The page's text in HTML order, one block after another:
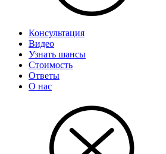
Консультация
Видео
Узнать шансы
Стоимость
Ответы
О нас